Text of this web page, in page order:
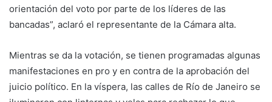
orientación del voto por parte de los líderes de las
bancadas”, aclaró el representante de la Cámara alta.
Mientras se da la votación, se tienen programadas algunas
manifestaciones en pro y en contra de la aprobación del
juicio político. En la víspera, las calles de Río de Janeiro se